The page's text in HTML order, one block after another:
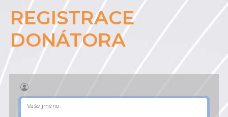
REGISTRACE
DONÁTORA
Vaše jméno: